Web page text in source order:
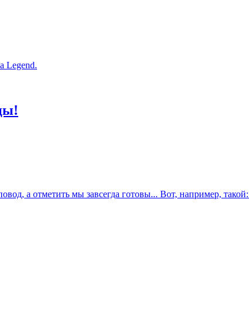
Legend.
а отметить мы завсегда готовы... Вот, например,